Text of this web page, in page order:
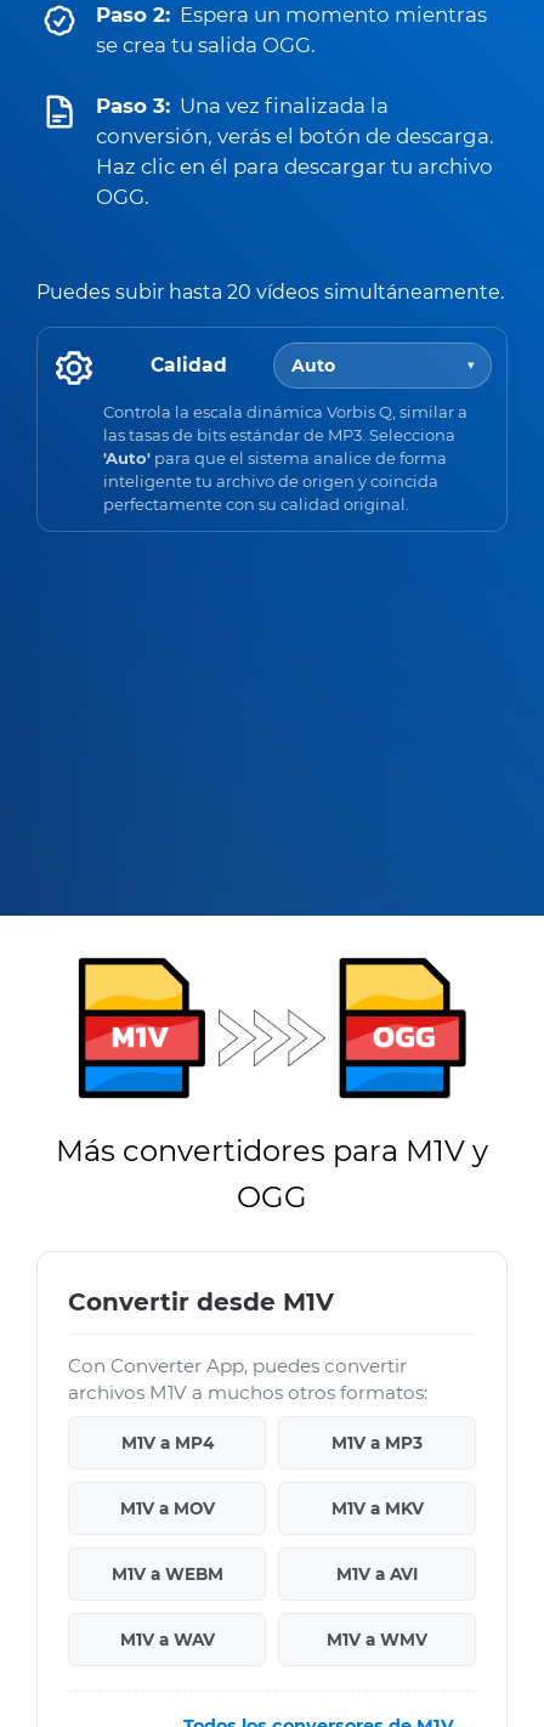
Paso 2: Espera un momento mientras
se crea tu salida OGG.
Paso 3: Una vez finalizada la
conversión, verás el botón de descarga.
Haz clic en él para descargar tu archivo
OGG.
Puedes subir hasta 20 vídeos simultáneamente.
Calidad Auto ▾
Controla la escala dinámica Vorbis Q, similar a
las tasas de bits estándar de MP3. Selecciona
'Auto' para que el sistema analice de forma
inteligente tu archivo de origen y coincida
perfectamente con su calidad original.
Más convertidores para M1V y
OGG
Convertir desde M1V
Con Converter App, puedes convertir
archivos M1V a muchos otros formatos:
M1V a MP4 M1V a MP3
M1V a MOV M1V a MKV
M1V a WEBM M1V a AVI
M1V a WAV M1V a WMV